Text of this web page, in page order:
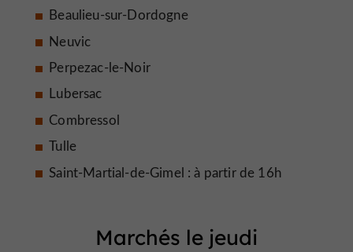
Beaulieu-sur-Dordogne
Neuvic
Perpezac-le-Noir
Lubersac
Combressol
Tulle
Saint-Martial-de-Gimel : à partir de 16h
Marchés le jeudi